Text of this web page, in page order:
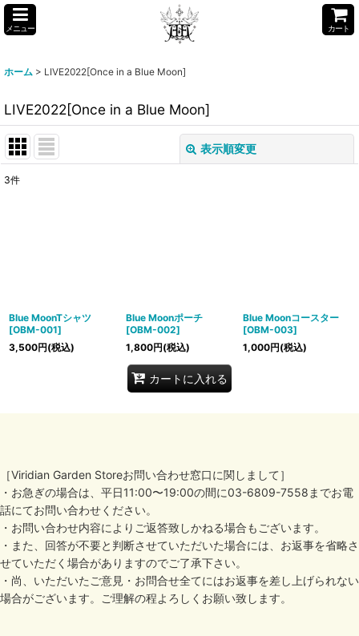
メニュー カート
ホーム > LIVE2022[Once in a Blue Moon]
LIVE2022[Once in a Blue Moon]
表示順変更
3件
Blue MoonTシャツ
[OBM-001]
3,500円(税込)
Blue Moonポーチ
[OBM-002]
1,800円(税込)
カートに入れる
Blue Moonコースター
[OBM-003]
1,000円(税込)
［Viridian Garden Storeお問い合わせ窓口に関しまして］
・お急ぎの場合は、平日11:00〜19:00の間に03-6809-7558までお電
話にてお問い合わせください。
・お問い合わせ内容によりご返答致しかねる場合もございます。
・また、回答が不要と判断させていただいた場合には、お返事を省略さ
せていただく場合がありますのでご了承下さい。
・尚、いただいたご意見・お問合せ全てにはお返事を差し上げられない
場合がございます。ご理解の程よろしくお願い致します。